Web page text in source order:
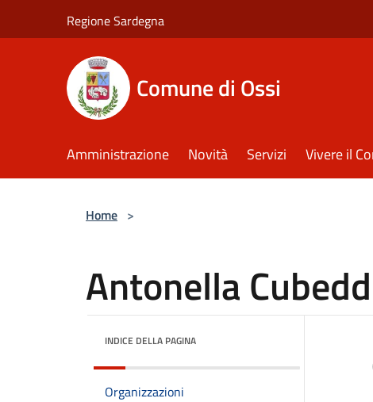
Regione Sardegna
Comune di Ossi
Amministrazione Novità Servizi Vivere il
Home >
Antonella
INDICE DELLA PAGINA
Organizzazioni